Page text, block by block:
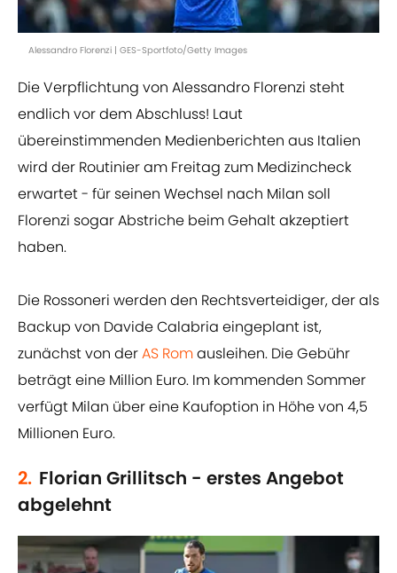
Alessandro Florenzi | GES-Sportfoto/Getty Images
Die Verpflichtung von Alessandro Florenzi steht
endlich vor dem Abschluss! Laut
übereinstimmenden Medienberichten aus Italien
wird der Routinier am Freitag zum Medizincheck
erwartet - für seinen Wechsel nach Milan soll
Florenzi sogar Abstriche beim Gehalt akzeptiert
haben.
Die Rossoneri werden den Rechtsverteidiger, der als
Backup von Davide Calabria eingeplant ist,
zunächst von derAS Romausleihen. Die Gebühr
beträgt eine Million Euro. Im kommenden Sommer
verfügt Milan über eine Kaufoption in Höhe von 4,5
Millionen Euro.
2. Florian Grillitsch - erstes Angebot
abgelehnt